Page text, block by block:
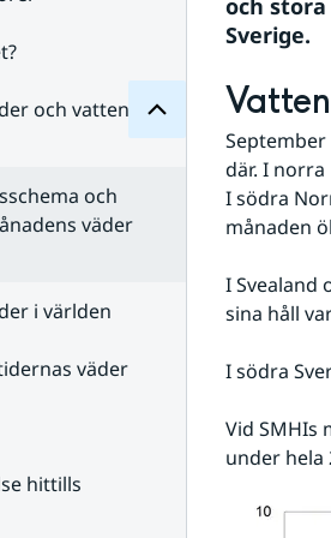
Klimatindikatorer
och vatten i
och
väder
i världen
väder
hittills
och
Sverige.
där. I
I södra
månaden
I Svealand
sina håll
I södra
Vid SMHIs
under hela